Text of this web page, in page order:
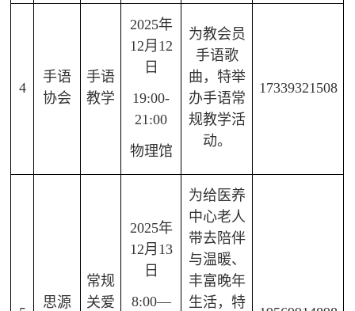
4
手语
协会
手语
教学
2025年
12月12
日
19:00-
21:00
物理馆
为教会员
手语歌
曲，特举
办手语常
规教学活
动。
17339321508
思源
常规
关爱
2025年
12月13
日
8:00—
为给医养
中心老人
带去陪伴
与温暖、
丰富晚年
生活，特